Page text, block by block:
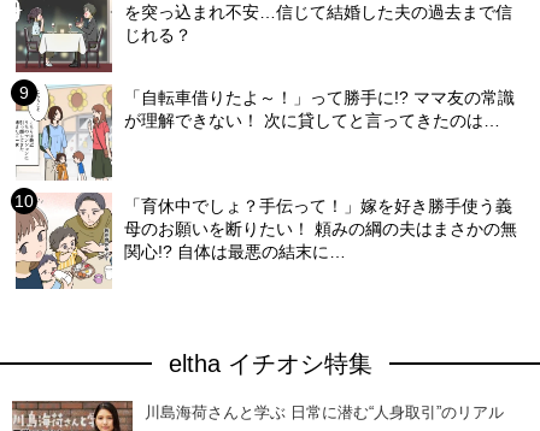
を突っ込まれ不安…信じて結婚した夫の過去まで信
じれる？
「自転車借りたよ～！」って勝手に!? ママ友の常識
が理解できない！ 次に貸してと言ってきたのは…
「育休中でしょ？手伝って！」嫁を好き勝手使う義
母のお願いを断りたい！ 頼みの綱の夫はまさかの無
関心!? 自体は最悪の結末に…
eltha イチオシ特集
川島海荷さんと学ぶ 日常に潜む“人身取引”のリアル